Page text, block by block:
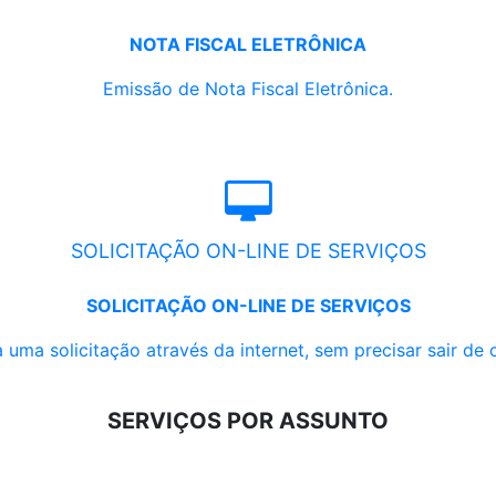
NOTA FISCAL ELETRÔNICA
Emissão de Nota Fiscal Eletrônica.
SOLICITAÇÃO ON-LINE DE SERVIÇOS
SOLICITAÇÃO ON-LINE DE SERVIÇOS
uma solicitação através da internet, sem precisar sair de
SERVIÇOS POR ASSUNTO